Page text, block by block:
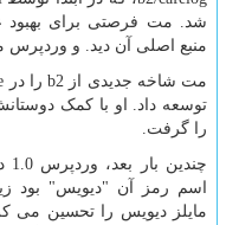
شد. مت فرصتی برای بهبود
منبع اصلی آن دید. و وردپرس
مت شاخه جدیدی از b2 را در
توسعه داد. او با کمک
را گرفت.
اسم رمز آن "دیویس" بود
مایلز دیویس را تحسین می